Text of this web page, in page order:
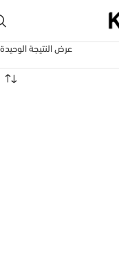
عرض النتيجة الوحيدة